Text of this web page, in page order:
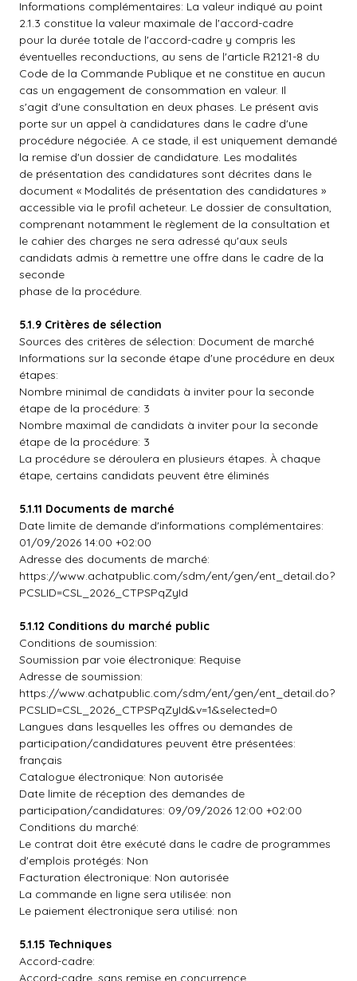
Informations complémentaires: La valeur indiqué au point
2.1.3 constitue la valeur maximale de l'accord-cadre
pour la durée totale de l'accord-cadre y compris les
éventuelles reconductions, au sens de l'article R2121-8 du
Code de la Commande Publique et ne constitue en aucun
cas un engagement de consommation en valeur. Il
s'agit d'une consultation en deux phases. Le présent avis
porte sur un appel à candidatures dans le cadre d'une
procédure négociée. A ce stade, il est uniquement demandé
la remise d'un dossier de candidature. Les modalités
de présentation des candidatures sont décrites dans le
document « Modalités de présentation des candidatures »
accessible via le profil acheteur. Le dossier de consultation,
comprenant notamment le règlement de la consultation et
le cahier des charges ne sera adressé qu'aux seuls
candidats admis à remettre une offre dans le cadre de la
seconde
phase de la procédure.
5.1.9 Critères de sélection
Sources des critères de sélection: Document de marché
Informations sur la seconde étape d'une procédure en deux
étapes:
Nombre minimal de candidats à inviter pour la seconde
étape de la procédure: 3
Nombre maximal de candidats à inviter pour la seconde
étape de la procédure: 3
La procédure se déroulera en plusieurs étapes. À chaque
étape, certains candidats peuvent être éliminés
5.1.11 Documents de marché
Date limite de demande d'informations complémentaires:
01/09/2026 14:00 +02:00
Adresse des documents de marché:
https://www.achatpublic.com/sdm/ent/gen/ent_detail.do?
PCSLID=CSL_2026_CTPSPqZyId
5.1.12 Conditions du marché public
Conditions de soumission:
Soumission par voie électronique: Requise
Adresse de soumission:
https://www.achatpublic.com/sdm/ent/gen/ent_detail.do?
PCSLID=CSL_2026_CTPSPqZyId&v=1&selected=0
Langues dans lesquelles les offres ou demandes de
participation/candidatures peuvent être présentées:
français
Catalogue électronique: Non autorisée
Date limite de réception des demandes de
participation/candidatures: 09/09/2026 12:00 +02:00
Conditions du marché:
Le contrat doit être exécuté dans le cadre de programmes
d'emplois protégés: Non
Facturation électronique: Non autorisée
La commande en ligne sera utilisée: non
Le paiement électronique sera utilisé: non
5.1.15 Techniques
Accord-cadre:
Accord-cadre, sans remise en concurrence